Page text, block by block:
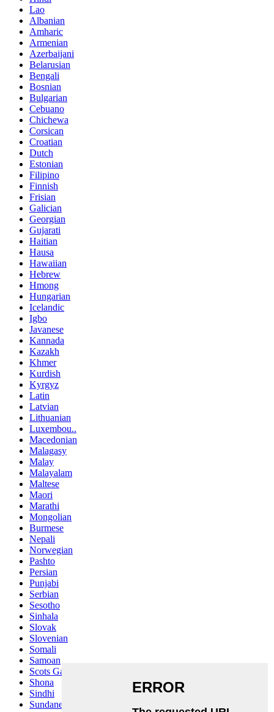
Lao
Albanian
Amharic
Armenian
Azerbaijani
Belarusian
Bengali
Bosnian
Bulgarian
Cebuano
Chichewa
Corsican
Croatian
Dutch
Estonian
Filipino
Finnish
Frisian
Galician
Georgian
Gujarati
Haitian
Hausa
Hawaiian
Hebrew
Hmong
Hungarian
Icelandic
Igbo
Javanese
Kannada
Kazakh
Khmer
Kurdish
Kyrgyz
Latin
Latvian
Lithuanian
Luxembou..
Macedonian
Malagasy
Malay
Malayalam
Maltese
Maori
Marathi
Mongolian
Burmese
Nepali
Norwegian
Pashto
Persian
Punjabi
Serbian
Sesotho
Sinhala
Slovak
Slovenian
Somali
Samoan
Scots Gaelic
Shona
Sindhi
Sundanese